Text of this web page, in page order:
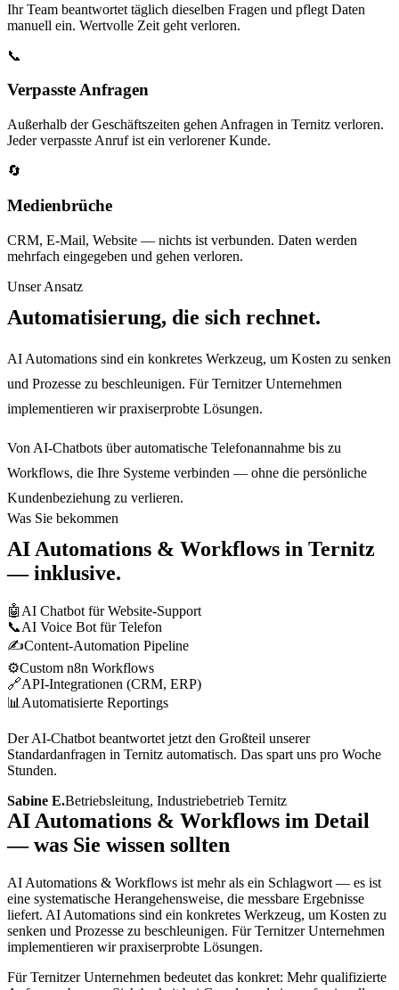
Ihr Team beantwortet täglich dieselben Fragen und pflegt Daten
manuell ein. Wertvolle Zeit geht verloren.
📞
Verpasste Anfragen
Außerhalb der Geschäftszeiten gehen Anfragen in Ternitz verloren.
Jeder verpasste Anruf ist ein verlorener Kunde.
🔄
Medienbrüche
CRM, E-Mail, Website — nichts ist verbunden. Daten werden
mehrfach eingegeben und gehen verloren.
Unser Ansatz
Automatisierung, die sich rechnet.
AI Automations sind ein konkretes Werkzeug, um Kosten zu senken
und Prozesse zu beschleunigen. Für Ternitzer Unternehmen
implementieren wir praxiserprobte Lösungen.
Von AI-Chatbots über automatische Telefonannahme bis zu
Workflows, die Ihre Systeme verbinden — ohne die persönliche
Kundenbeziehung zu verlieren.
Was Sie bekommen
AI Automations & Workflows in Ternitz
— inklusive.
🤖 AI Chatbot für Website-Support
📞AI Voice Bot für Telefon
✍️Content-Automation Pipeline
⚙️Custom n8n Workflows
🔗API-Integrationen (CRM, ERP)
📊 Automatisierte Reportings
Der AI-Chatbot beantwortet jetzt den Großteil unserer
Standardanfragen in Ternitz automatisch. Das spart uns pro Woche
Stunden.
Sabine E.Betriebsleitung, Industriebetrieb Ternitz
AI Automations & Workflows im Detail
— was Sie wissen sollten
AI Automations & Workflows ist mehr als ein Schlagwort — es ist
eine systematische Herangehensweise, die messbare Ergebnisse
liefert. AI Automations sind ein konkretes Werkzeug, um Kosten zu
senken und Prozesse zu beschleunigen. Für Ternitzer Unternehmen
implementieren wir praxiserprobte Lösungen.
Für Ternitzer Unternehmen bedeutet das konkret: Mehr qualifizierte